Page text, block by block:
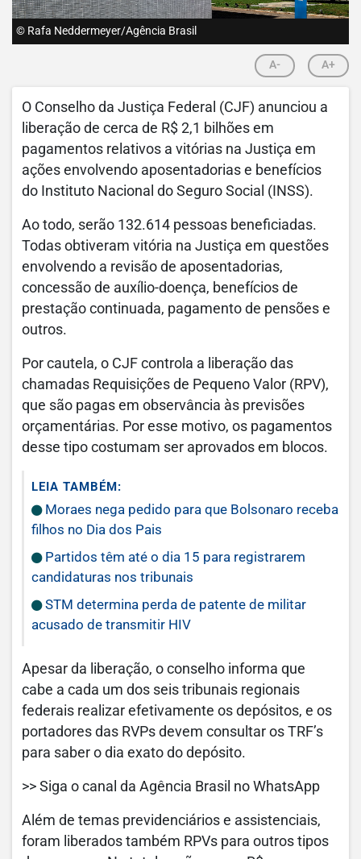
© Rafa Neddermeyer/Agência Brasil
A- A+
O Conselho da Justiça Federal (CJF) anunciou a
liberação de cerca de R$ 2,1 bilhões em
pagamentos relativos a vitórias na Justiça em
ações envolvendo aposentadorias e benefícios
do Instituto Nacional do Seguro Social (INSS).
Ao todo, serão 132.614 pessoas beneficiadas.
Todas obtiveram vitória na Justiça em questões
envolvendo a revisão de aposentadorias,
concessão de auxílio-doença, benefícios de
prestação continuada, pagamento de pensões e
outros.
Por cautela, o CJF controla a liberação das
chamadas Requisições de Pequeno Valor (RPV),
que são pagas em observância às previsões
orçamentárias. Por esse motivo, os pagamentos
desse tipo costumam ser aprovados em blocos.
LEIA TAMBÉM:
Moraes nega pedido para que Bolsonaro receba
filhos no Dia dos Pais
Partidos têm até o dia 15 para registrarem
candidaturas nos tribunais
STM determina perda de patente de militar
acusado de transmitir HIV
Apesar da liberação, o conselho informa que
cabe a cada um dos seis tribunais regionais
federais realizar efetivamente os depósitos, e os
portadores das RVPs devem consultar os TRF’s
para saber o dia exato do depósito.
>> Siga o canal da Agência Brasil no WhatsApp
Além de temas previdenciários e assistenciais,
foram liberados também RPVs para outros tipos